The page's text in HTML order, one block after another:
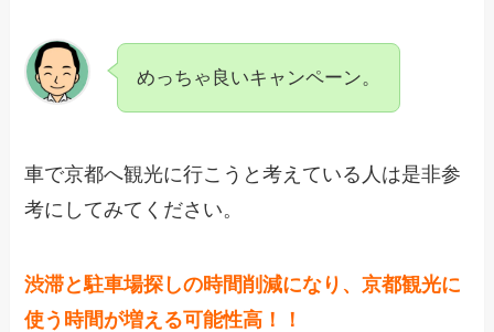
めっちゃ良いキャンペーン。
車で京都へ観光に行こうと考えている人は是非参
考にしてみてください。
渋滞と駐車場探しの時間削減になり、京都観光に
使う時間が増える可能性高！！